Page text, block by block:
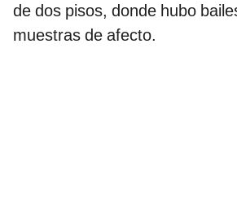
de dos pisos, donde hubo
muestras de afecto.